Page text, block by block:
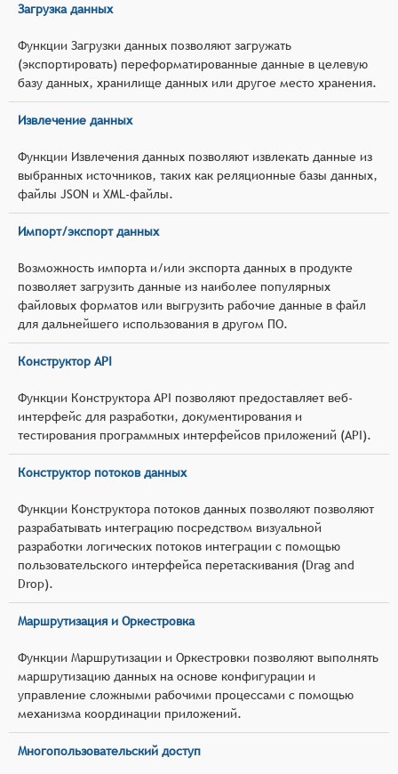
Загрузка данных
Функции Загрузки данных позволяют загружать
(экспортировать) переформатированные данные в целевую
базу данных, хранилище данных или другое место хранения.
Извлечение данных
Функции Извлечения данных позволяют извлекать данные из
выбранных источников, таких как реляционные базы данных,
файлы JSON и XML-файлы.
Импорт/экспорт данных
Возможность импорта и/или экспорта данных в продукте
позволяет загрузить данные из наиболее популярных
файловых форматов или выгрузить рабочие данные в файл
для дальнейшего использования в другом ПО.
Конструктор API
Функции Конструктора API позволяют предоставляет веб-
интерфейс для разработки, документирования и
тестирования программных интерфейсов приложений (API).
Конструктор потоков данных
Функции Конструктора потоков данных позволяют позволяют
разрабатывать интеграцию посредством визуальной
разработки логических потоков интеграции с помощью
пользовательского интерфейса перетаскивания (Drag and
Drop).
Маршрутизация и Оркестровка
Функции Маршрутизации и Оркестровки позволяют выполнять
маршрутизацию данных на основе конфигурации и
управление сложными рабочими процессами с помощью
механизма координации приложений.
Многопользовательский доступ